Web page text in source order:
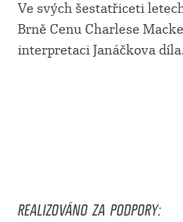
Ve svých šestatřiceti
Brně Cenu Charlese
interpretaci Janáčkova
REALIZOVÁNO ZA PODPORY: